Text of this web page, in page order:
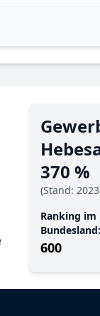
370 %
(Stand:
Ranking im
Bundesland:
600